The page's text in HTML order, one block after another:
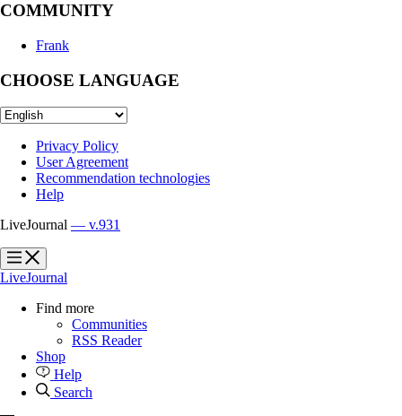
COMMUNITY
Frank
CHOOSE LANGUAGE
Privacy Policy
User Agreement
Recommendation technologies
Help
LiveJournal — v.931
?
?
LiveJournal
Find more
Communities
RSS Reader
Shop
Help
Search